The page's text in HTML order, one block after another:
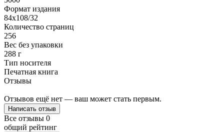
Формат издания
84х108/32
Количество страниц
256
Вес без упаковки
288 г
Тип носителя
Печатная книга
Отзывы
Отзывов ещё нет — ваш может стать первым.
Написать отзыв
Все отзывы 0
общий рейтинг